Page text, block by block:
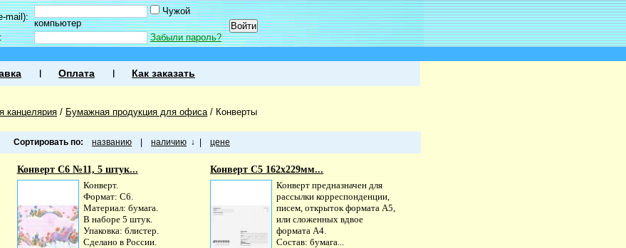
mail):
Чужой
компьютер
Забыли пароль?
Оплата Как заказать
канцелярия / Бумажная продукция для офиса/ Конверты
Сортировать по: названию наличию ↓ цене
Конверт С6 №11, 5 штук...
Конверт.
Формат: С6.
Материал: бумага.
В наборе 5 штук.
Упаковка: блистер.
Сделано в России.
Конверт С5 162х229мм...
Конверт предназначен для
рассылки корреспонденции,
писем, открыток формата А5,
или сложенных вдвое
формата А4.
Состав: бумага...